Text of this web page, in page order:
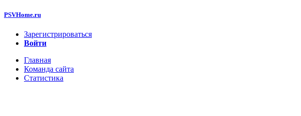
PSVHome.ru
Зарегистрироваться
Войти
Главная
Команда сайта
Статистика